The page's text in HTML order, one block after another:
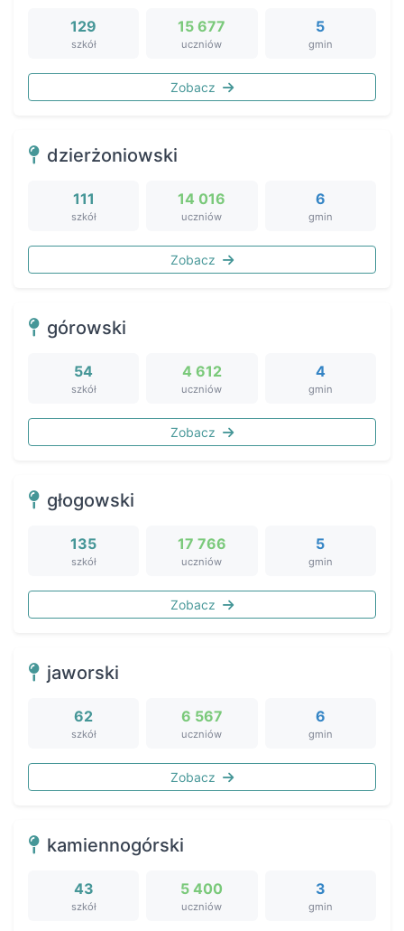
129
szkół
15 677
uczniów
5
gmin
Zobacz
dzierżoniowski
111
szkół
14 016
uczniów
6
gmin
Zobacz
górowski
54
szkół
4 612
uczniów
4
gmin
Zobacz
głogowski
135
szkół
17 766
uczniów
5
gmin
Zobacz
jaworski
62
szkół
6 567
uczniów
6
gmin
Zobacz
kamiennogórski
43
szkół
5 400
uczniów
3
gmin